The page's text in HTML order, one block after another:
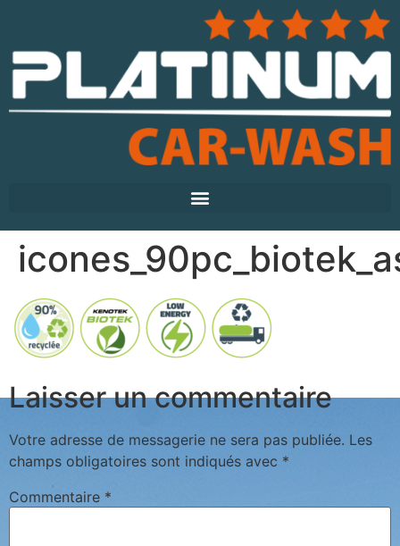
Laisser un commentaire
Votre adresse de messagerie ne sera pas publiée. Les
champs obligatoires sont indiqués avec *
Commentaire *